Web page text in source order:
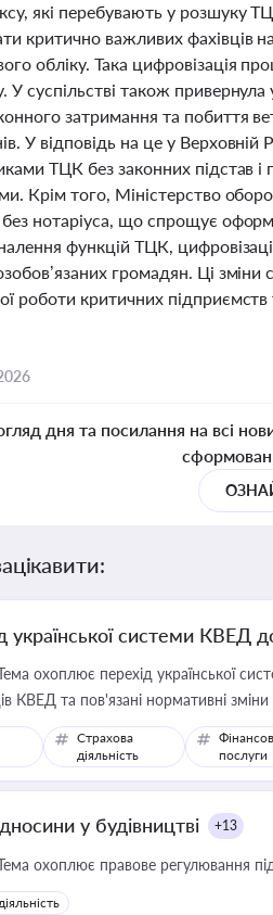
які перебувають у розшуку
критично важливих
обліку. Така цифровізація
У суспільстві також
затримання та побиття
У відповідь на це у Верховній
ТЦК без законних підстав
Крім того, Міністерство
нотаріуса, що спрощує
функцій ТЦК,
громадян. Ці
роботи критичних
дня та посилання на всі
української системи КВЕД
охоплює перехід української
КВЕД та пов'язані нормативні зміни
Страхова
діяльність
послуги
у будівництві +13
охоплює правове регулювання